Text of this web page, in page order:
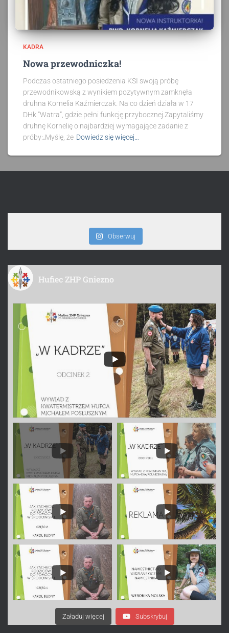
KADRA
Nowa przewodniczka!
Podczas ostatniego posiedzenia KSI swoją próbę
przewodnikowską z wynikiem pozytywnym zamknęła
druhna Kornelia Kaźmierczak. Na co dzień działa w 17
DHk “Watra”, gdzie pełni funkcję przybocznej.Zapytaliśmy
druhnę Kornelię o najbardziej wymagające zadanie z
próby:„Myślę, że Dowiedz się więcej…
Obserwuj
Hufiec ZHP Gniezno
Załaduj więcej Subskrybuj